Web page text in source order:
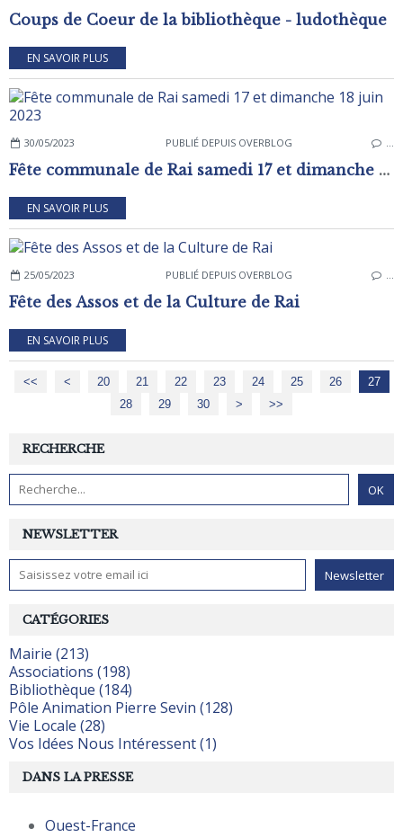
Coups de Coeur de la bibliothèque - ludothèque
EN SAVOIR PLUS
30/05/2023 PUBLIÉ DEPUIS OVERBLOG …
Fête communale de Rai samedi 17 et dimanche 18 juin 2023
EN SAVOIR PLUS
25/05/2023 PUBLIÉ DEPUIS OVERBLOG …
Fête des Assos et de la Culture de Rai
EN SAVOIR PLUS
<< < 10
20 21 22 23 24 25 26
27
28
29 30 40
50
60
70
80
> >>
NEWSLETTER
RECHERCHE
CATÉGORIES
Mairie (213)
Associations (198)
Bibliothèque (184)
Pôle Animation Pierre Sevin (128)
Vie Locale (28)
Vos Idées Nous Intéressent (1)
DANS LA PRESSE
Ouest-France